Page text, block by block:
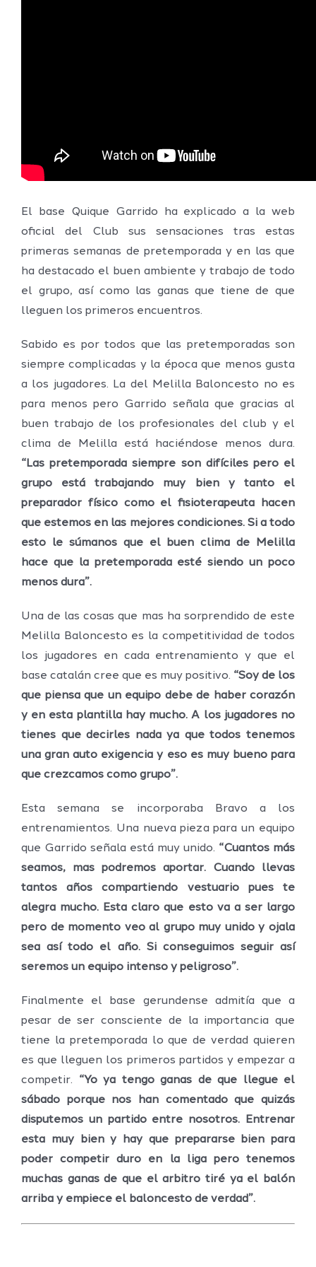
El base Quique Garrido ha explicado a la web
oficial del Club sus sensaciones tras estas
primeras semanas de pretemporada y en las que
ha destacado el buen ambiente y trabajo de todo
el grupo, así como las ganas que tiene de que
lleguen los primeros encuentros.
Sabido es por todos que las pretemporadas son
siempre complicadas y la época que menos gusta
a los jugadores. La del Melilla Baloncesto no es
para menos pero Garrido señala que gracias al
buen trabajo de los profesionales del club y el
clima de Melilla está haciéndose menos dura.
“Las pretemporada siempre son difíciles pero el
grupo está trabajando muy bien y tanto el
preparador físico como el fisioterapeuta hacen
que estemos en las mejores condiciones. Si a todo
esto le súmanos que el buen clima de Melilla
hace que la pretemporada esté siendo un poco
menos dura”.
Una de las cosas que mas ha sorprendido de este
Melilla Baloncesto es la competitividad de todos
los jugadores en cada entrenamiento y que el
base catalán cree que es muy positivo. “Soy de los
que piensa que un equipo debe de haber corazón
y en esta plantilla hay mucho. A los jugadores no
tienes que decirles nada ya que todos tenemos
una gran auto exigencia y eso es muy bueno para
que crezcamos como grupo”.
Esta semana se incorporaba Bravo a los
entrenamientos. Una nueva pieza para un equipo
que Garrido señala está muy unido. “Cuantos más
seamos, mas podremos aportar. Cuando llevas
tantos años compartiendo vestuario pues te
alegra mucho. Esta claro que esto va a ser largo
pero de momento veo al grupo muy unido y ojala
sea así todo el año. Si conseguimos seguir así
seremos un equipo intenso y peligroso”.
Finalmente el base gerundense admitía que a
pesar de ser consciente de la importancia que
tiene la pretemporada lo que de verdad quieren
es que lleguen los primeros partidos y empezar a
competir. “Yo ya tengo ganas de que llegue el
sábado porque nos han comentado que quizás
disputemos un partido entre nosotros. Entrenar
esta muy bien y hay que prepararse bien para
poder competir duro en la liga pero tenemos
muchas ganas de que el arbitro tiré ya el balón
arriba y empiece el baloncesto de verdad”.